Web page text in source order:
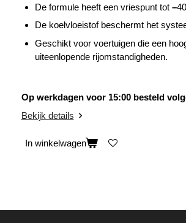
De formule heeft een vriespunt tot –
De koelvloeistof beschermt het
Geschikt voor voertuigen die een
uiteenlopende rijomstandigheden.
Op werkdagen voor 15:00 besteld
Bekijk details
In winkelwagen